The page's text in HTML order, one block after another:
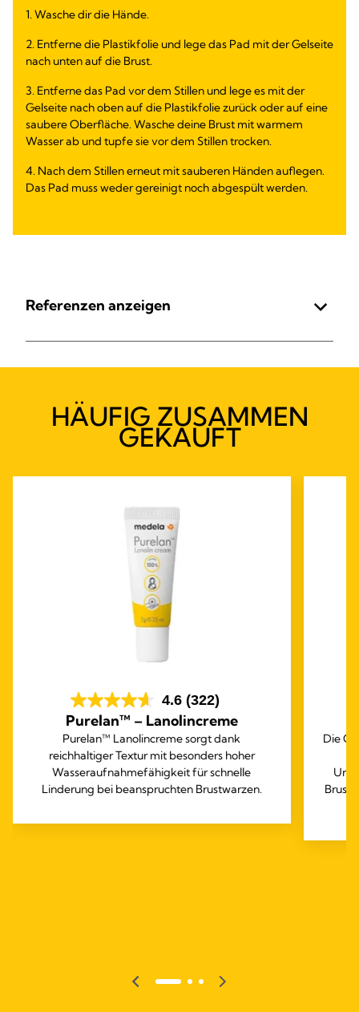
1. Wasche dir die Hände.
2. Entferne die Plastikfolie und lege das Pad mit der Gelseite
nach unten auf die Brust.
3. Entferne das Pad vor dem Stillen und lege es mit der
Gelseite nach oben auf die Plastikfolie zurück oder auf eine
saubere Oberfläche. Wasche deine Brust mit warmem
Wasser ab und tupfe sie vor dem Stillen trocken.
4. Nach dem Stillen erneut mit sauberen Händen auflegen.
Das Pad muss weder gereinigt noch abgespült werden.
Referenzen anzeigen
HÄUFIG ZUSAMMEN
GEKAUFT
4.6 (322)
Purelan™ – Lanolincreme
Purelan™ Lanolincreme sorgt dank
reichhaltiger Textur mit besonders hoher
Wasseraufnahmefähigkeit für schnelle
Linderung bei beanspruchten Brustwarzen.
Die